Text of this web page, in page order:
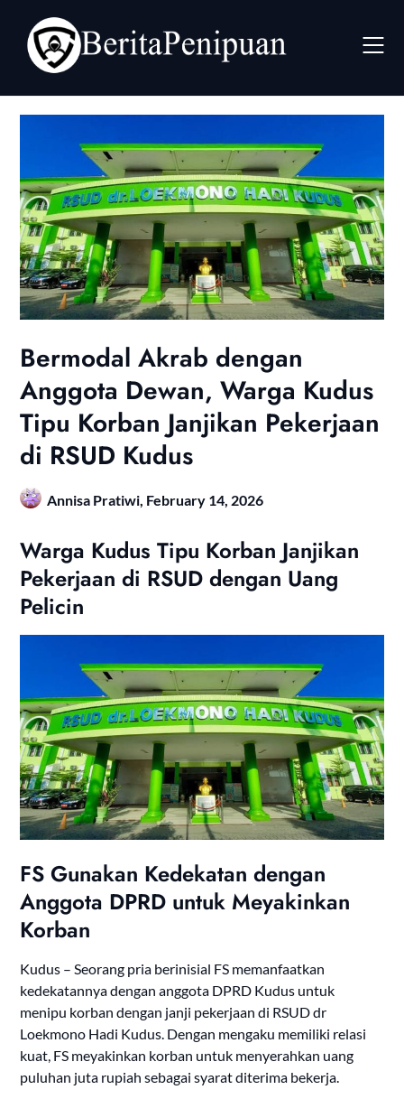
content
Bermodal Akrab dengan
Anggota Dewan, Warga Kudus
Tipu Korban Janjikan Pekerjaan
di RSUD Kudus
Annisa Pratiwi, February 14, 2026
Warga Kudus Tipu Korban Janjikan
Pekerjaan di RSUD dengan Uang
Pelicin
FS Gunakan Kedekatan dengan
Anggota DPRD untuk Meyakinkan
Korban
Kudus – Seorang pria berinisial FS memanfaatkan
kedekatannya dengan anggota DPRD Kudus untuk
menipu korban dengan janji pekerjaan di RSUD dr
Loekmono Hadi Kudus. Dengan mengaku memiliki relasi
kuat, FS meyakinkan korban untuk menyerahkan uang
puluhan juta rupiah sebagai syarat diterima bekerja.